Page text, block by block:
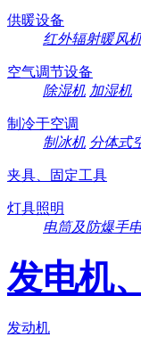
供暖设备
红外辐射暖风
空气调节设备
除湿机 加湿机
制冷于空调
制冰机 分体式
夹具、固定工具
灯具照明
电筒及防爆手
发电机
发动机